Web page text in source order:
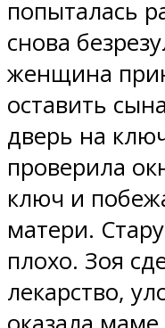
попыталась
снова
женщина
оставить
дверь на
проверила
ключ и
матери.
плохо. Зоя
лекарство,